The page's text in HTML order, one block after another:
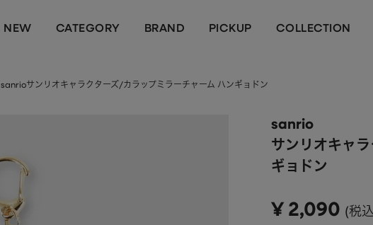
NEW CATEGORY BRAND PICKUP COLLECTION
sanrioサンリオキャラクターズ/カラップミラーチャーム ハンギョドン
sanrio
サンリオキャ
ギョドン
¥ 2,090 税